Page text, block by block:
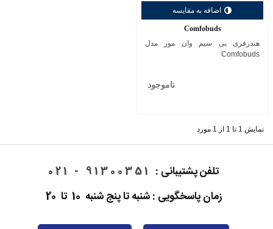
اضافه به مقایسه
Comfobuds
هندزفری بی سیم وان مور مدل
Comfobuds
ناموجود
نمایش 1 تا 1 از 1 مورد
تلفن پشتیبانی : 91300351 - 021
زمان پاسخگویی : شنبه تا پنج شنبه 10 تا 20